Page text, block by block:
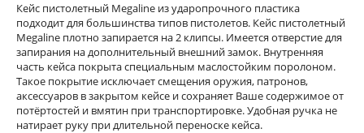
Кейс пистолетный Megaline из ударопрочного пластика
подходит для большинства типов пистолетов. Кейс пистолетный
Megaline плотно запирается на 2 клипсы. Имеется отверстие для
запирания на дополнительный внешний замок. Внутренняя
часть кейса покрыта специальным маслостойким поролоном.
Такое покрытие исключает смещения оружия, патронов,
аксессуаров в закрытом кейсе и сохраняет Ваше содержимое от
потёртостей и вмятин при транспортировке. Удобная ручка не
натирает руку при длительной переноске кейса.